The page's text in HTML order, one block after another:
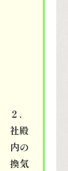
２．
社殿
内の
換気